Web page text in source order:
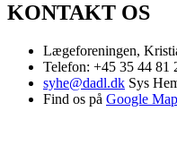
KONTAKT OS
Lægeforeningen,
Telefon: +45 35 44 81
syhe@dadl.dk Sys
Find os på Google Map